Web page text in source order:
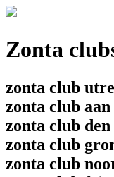
Zonta
zonta club
zonta club aan
zonta club
zonta club
zonta club